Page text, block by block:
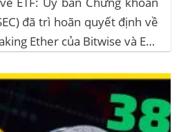
đã trì hoãn quyết định về
Ether của Bitwise và ETF
ý kiến công...